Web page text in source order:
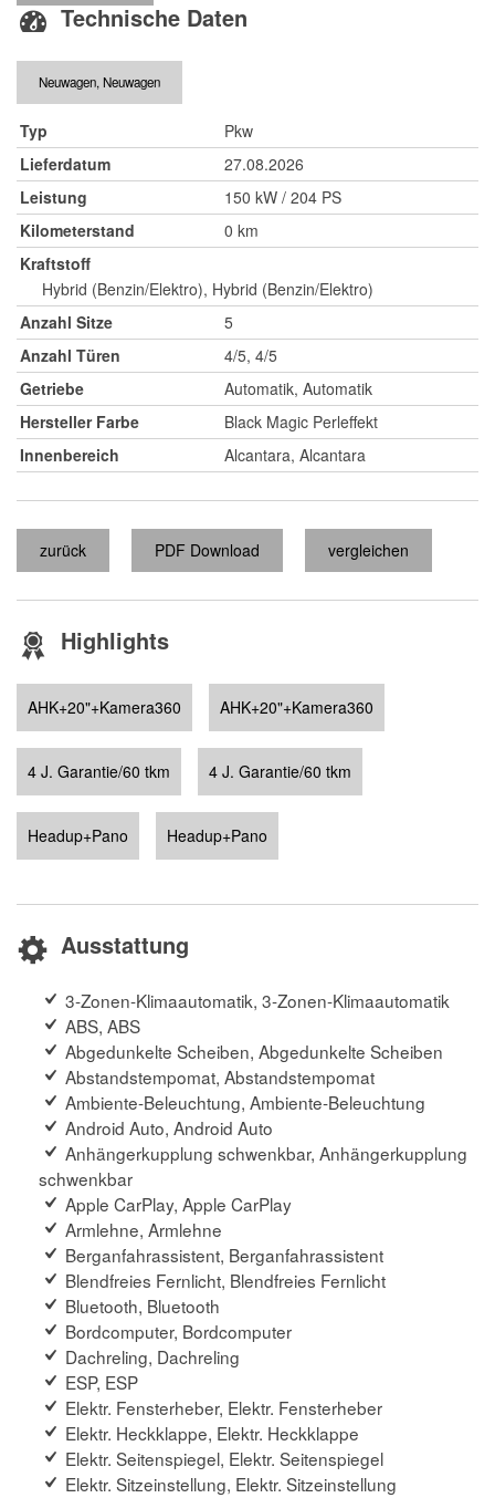
Technische Daten
Neuwagen, Neuwagen
Typ
Pkw
Lieferdatum
27.08.2026
Leistung
150 kW / 204 PS
Kilometerstand
0 km
Kraftstoff
Hybrid (Benzin/Elektro), Hybrid (Benzin/Elektro)
Anzahl Sitze
5
Anzahl Türen
4/5, 4/5
Getriebe
Automatik, Automatik
Hersteller Farbe
Black Magic Perleffekt
Innenbereich
Alcantara, Alcantara
zurück PDF Download vergleichen
Highlights
AHK+20"+Kamera360 AHK+20"+Kamera360
4 J. Garantie/60 tkm 4 J. Garantie/60 tkm
Headup+Pano Headup+Pano
Ausstattung
3-Zonen-Klimaautomatik, 3-Zonen-Klimaautomatik
ABS, ABS
Abgedunkelte Scheiben, Abgedunkelte Scheiben
Abstandstempomat, Abstandstempomat
Ambiente-Beleuchtung, Ambiente-Beleuchtung
Android Auto, Android Auto
Anhängerkupplung schwenkbar, Anhängerkupplung
schwenkbar
Apple CarPlay, Apple CarPlay
Armlehne, Armlehne
Berganfahrassistent, Berganfahrassistent
Blendfreies Fernlicht, Blendfreies Fernlicht
Bluetooth, Bluetooth
Bordcomputer, Bordcomputer
Dachreling, Dachreling
ESP, ESP
Elektr. Fensterheber, Elektr. Fensterheber
Elektr. Heckklappe, Elektr. Heckklappe
Elektr. Seitenspiegel, Elektr. Seitenspiegel
Elektr. Sitzeinstellung, Elektr. Sitzeinstellung